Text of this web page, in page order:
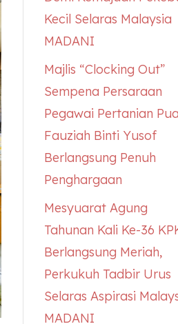
Kecil Selaras Malaysia
MADANI
Majlis “Clocking Out”
Sempena Persaraan
Pegawai Pertanian
Fauziah Binti Yusof
Berlangsung Penuh
Penghargaan
Mesyuarat Agung
Tahunan Kali Ke-36
Berlangsung Meriah,
Perkukuh Tadbir Urus
Selaras Aspirasi
MADANI